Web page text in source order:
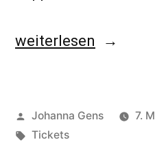
„Ab
es
weiterlesen
Veröffentlicht
von
Johanna Gens 7.
Schlagwörter:
Tickets